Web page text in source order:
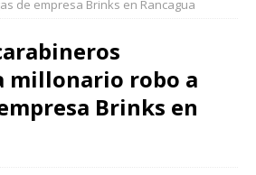
de empresa Brinks en Rancagua
millonario robo a
Brinks en